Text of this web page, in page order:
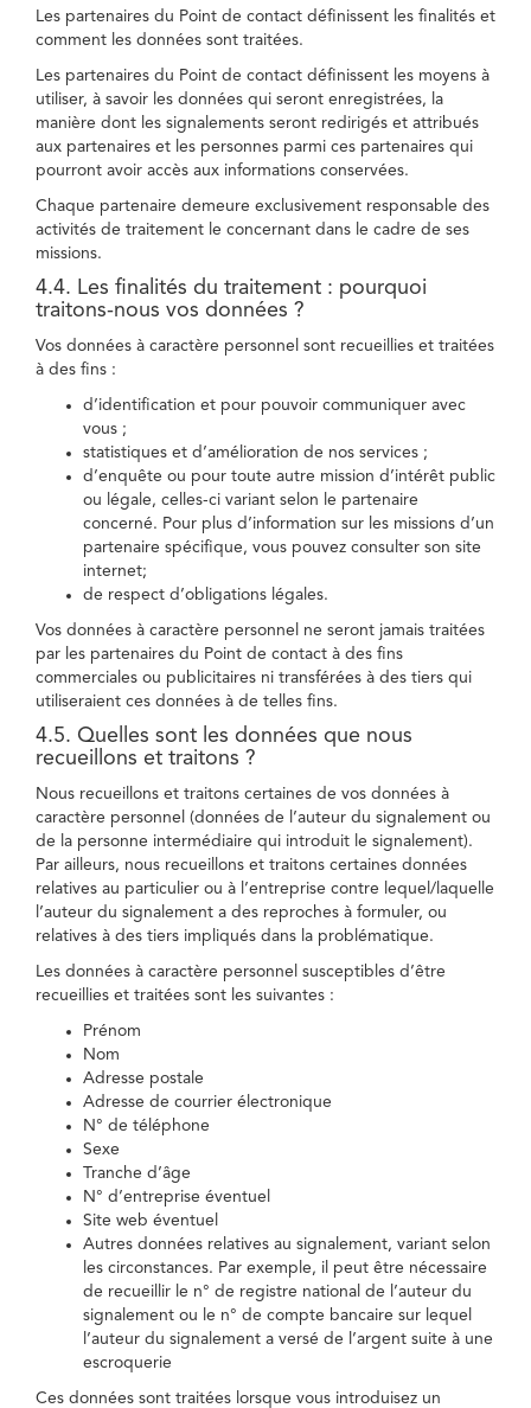
Les partenaires du Point de contact définissent les finalités et
comment les données sont traitées.
Les partenaires du Point de contact définissent les moyens à
utiliser, à savoir les données qui seront enregistrées, la
manière dont les signalements seront redirigés et attribués
aux partenaires et les personnes parmi ces partenaires qui
pourront avoir accès aux informations conservées.
Chaque partenaire demeure exclusivement responsable des
activités de traitement le concernant dans le cadre de ses
missions.
4.4. Les finalités du traitement : pourquoi
traitons-nous vos données ?
Vos données à caractère personnel sont recueillies et traitées
à des fins :
d’identification et pour pouvoir communiquer avec
vous ;
statistiques et d’amélioration de nos services ;
d’enquête ou pour toute autre mission d’intérêt public
ou légale, celles-ci variant selon le partenaire
concerné. Pour plus d’information sur les missions d’un
partenaire spécifique, vous pouvez consulter son site
internet;
de respect d’obligations légales.
Vos données à caractère personnel ne seront jamais traitées
par les partenaires du Point de contact à des fins
commerciales ou publicitaires ni transférées à des tiers qui
utiliseraient ces données à de telles fins.
4.5. Quelles sont les données que nous
recueillons et traitons ?
Nous recueillons et traitons certaines de vos données à
caractère personnel (données de l’auteur du signalement ou
de la personne intermédiaire qui introduit le signalement).
Par ailleurs, nous recueillons et traitons certaines données
relatives au particulier ou à l’entreprise contre lequel/laquelle
l’auteur du signalement a des reproches à formuler, ou
relatives à des tiers impliqués dans la problématique.
Les données à caractère personnel susceptibles d’être
recueillies et traitées sont les suivantes :
Prénom
Nom
Adresse postale
Adresse de courrier électronique
N° de téléphone
Sexe
Tranche d’âge
N° d’entreprise éventuel
Site web éventuel
Autres données relatives au signalement, variant selon
les circonstances. Par exemple, il peut être nécessaire
de recueillir le n° de registre national de l’auteur du
signalement ou le n° de compte bancaire sur lequel
l’auteur du signalement a versé de l’argent suite à une
escroquerie
Ces données sont traitées lorsque vous introduisez un